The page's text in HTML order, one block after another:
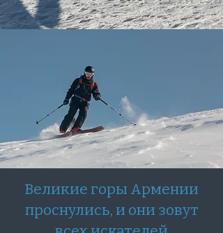
Великие горы Армении
проснулись, и они зовут